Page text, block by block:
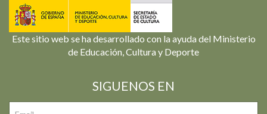
Este sitio web se ha desarrollado con la ayuda del Ministerio
de Educación, Cultura y Deporte
SIGUENOS EN